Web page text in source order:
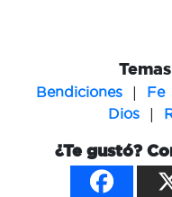
Bendiciones | Fe
Dios
|
¿Te gustó?